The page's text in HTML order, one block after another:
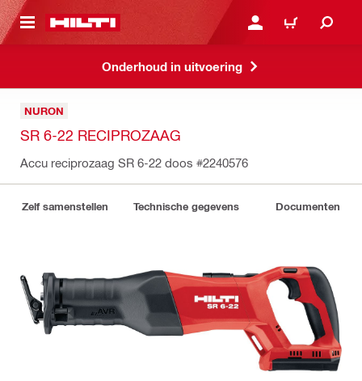
HOOFDINHOUD AANMELDEN OF
WINKELWAGEN
Onderhoud in uitvoering
NURON
SR 6-22 RECIPROZAAG
Accu reciprozaag SR 6-22 doos #2240576
Zelf samenstellen Technische gegevens Documenten